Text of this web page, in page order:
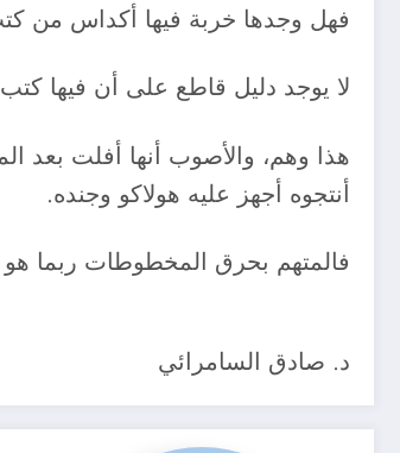
فهل وجدها خربة فيها أكداس من
لا يوجد دليل قاطع على أن فيها
هذا وهم، والأصوب أنها أفلت بعد
أنتجوه أجهز عليه هولاكو وجنده.
فالمتهم بحرق المخطوطات ربما هو
د. صادق السامرائي